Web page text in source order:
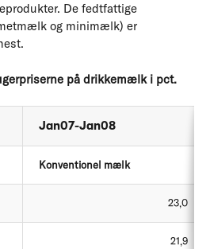
De fedtfattige
og minimælk) er
på drikkemælk i pct.
Jan07-Jan08
Konventionel mælk
23,0
21,9